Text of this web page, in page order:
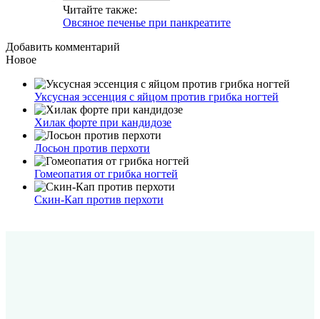
Читайте также:
Овсяное печенье при панкреатите
Добавить комментарий
Новое
Уксусная эссенция с яйцом против грибка ногтей
Хилак форте при кандидозе
Лосьон против перхоти
Гомеопатия от грибка ногтей
Скин-Кап против перхоти